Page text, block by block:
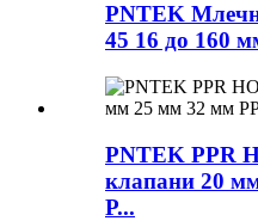
PNTEK
45 16 до 160
PNTEK PPR
клапани 20
P...